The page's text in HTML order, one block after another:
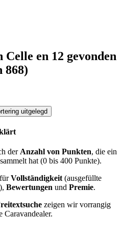
Celle en 12 gevonden
868)
uitgelegd
der Anzahl von Punkten, die ein
hat (0 bis 400 Punkte).
Vollständigkeit (ausgefüllte
Bewertungen und Premie.
zeigen wir vorrangig
Caravandealer.